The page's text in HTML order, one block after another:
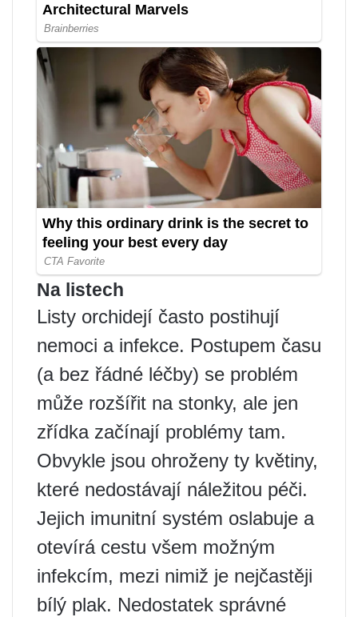
Na listech
Listy orchidejí často postihují
nemoci a infekce. Postupem času
(a bez řádné léčby) se problém
může rozšířit na stonky, ale jen
zřídka začínají problémy tam.
Obvykle jsou ohroženy ty květiny,
které nedostávají náležitou péči.
Jejich imunitní systém oslabuje a
otevírá cestu všem možným
infekcím, mezi nimiž je nejčastěji
bílý plak. Nedostatek správné